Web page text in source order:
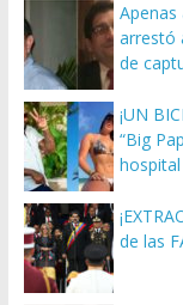
arrestó
de
¡UN
“Big
de las